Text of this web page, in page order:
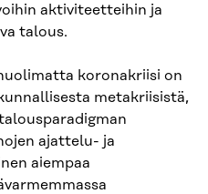
aktiviteetteihin ja
talous.
koronakriisi on
metakriisistä,
ajattelu- ja
aiempaa